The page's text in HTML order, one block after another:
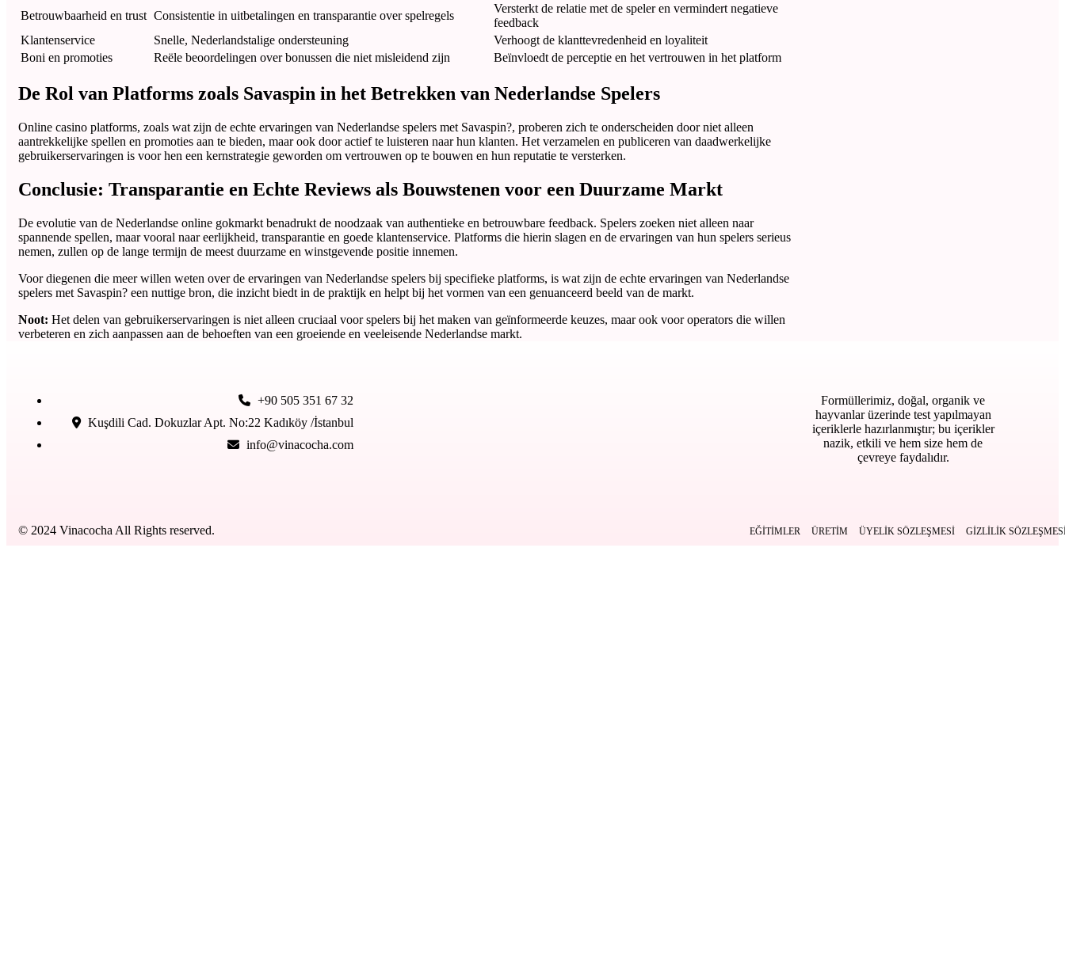
Betrouwbaarheid en trust Consistentie in uitbetalingen en transparantie over spelregels
Versterkt de relatie met de speler en vermindert negatieve
feedback
Klantenservice
Snelle, Nederlandstalige ondersteuning
Verhoogt de klanttevredenheid en loyaliteit
Boni en promoties
Reële beoordelingen over bonussen die niet misleidend zijn Beïnvloedt de perceptie en het vertrouwen in het platform
De Rol van Platforms zoals Savaspin in het Betrekken van Nederlandse Spelers
Online casino platforms, zoals wat zijn de echte ervaringen van Nederlandse spelers met Savaspin?, proberen zich te onderscheiden door niet alleen
aantrekkelijke spellen en promoties aan te bieden, maar ook door actief te luisteren naar hun klanten. Het verzamelen en publiceren van daadwerkelijke
gebruikerservaringen is voor hen een kernstrategie geworden om vertrouwen op te bouwen en hun reputatie te versterken.
Conclusie: Transparantie en Echte Reviews als Bouwstenen voor een Duurzame Markt
De evolutie van de Nederlandse online gokmarkt benadrukt de noodzaak van authentieke en betrouwbare feedback. Spelers zoeken niet alleen naar
spannende spellen, maar vooral naar eerlijkheid, transparantie en goede klantenservice. Platforms die hierin slagen en de ervaringen van hun spelers serieus
nemen, zullen op de lange termijn de meest duurzame en winstgevende positie innemen.
Voor diegenen die meer willen weten over de ervaringen van Nederlandse spelers bij specifieke platforms, is wat zijn de echte ervaringen van Nederlandse
spelers met Savaspin? een nuttige bron, die inzicht biedt in de praktijk en helpt bij het vormen van een genuanceerd beeld van de markt.
Noot: Het delen van gebruikerservaringen is niet alleen cruciaal voor spelers bij het maken van geïnformeerde keuzes, maar ook voor operators die willen
verbeteren en zich aanpassen aan de behoeften van een groeiende en veeleisende Nederlandse markt.
+90 505 351 67 32
Kuşdili Cad. Dokuzlar Apt. No:22 Kadıköy /İstanbul
info@vinacocha.com
Formüllerimiz, doğal, organik ve
hayvanlar üzerinde test yapılmayan
içeriklerle hazırlanmıştır; bu içerikler
nazik, etkili ve hem size hem de
çevreye faydalıdır.
© 2024 Vinacocha All Rights reserved. EĞITIMLER ÜRETIM ÜYELIK SÖZLEŞMESI GIZLILIK